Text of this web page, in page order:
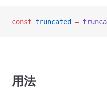
const truncated =
用法